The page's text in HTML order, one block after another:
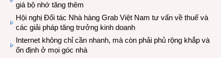
giá bộ nhớ tăng thêm
Hội nghị Đối tác Nhà hàng Grab Việt Nam tư vấn về thuế và
các giải pháp tăng trưởng kinh doanh
Internet không chỉ cần nhanh, mà còn phải phủ rộng khắp và
ổn định ở mọi góc nhà